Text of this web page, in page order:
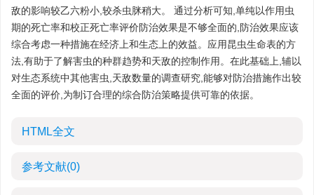
敌的影响较乙六粉小,较杀虫脒稍大。 通过分析可知,单纯以作用虫
期的死亡率和校正死亡率评价防治效果是不够全面的,防治效果应该
综合考虑一种措施在经济上和生态上的效益。应用昆虫生命表的方
法,有助于了解害虫的种群趋势和天敌的控制作用。在此基础上,辅以
对生态系统中其他害虫,天敌数量的调查研究,能够对防治措施作出较
全面的评价,为制订合理的综合防治策略提供可靠的依据。
HTML全文
参考文献(0)